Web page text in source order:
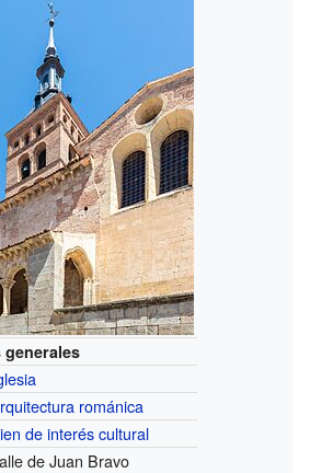
generales
románica
de interés cultural
de Juan Bravo